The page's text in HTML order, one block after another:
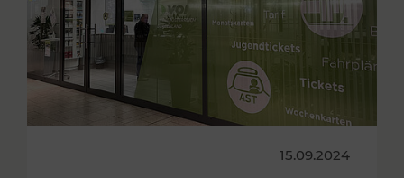
15.09.2024